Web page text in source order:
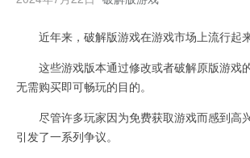
近年来，破解版游戏在游戏市场上流行起来
这些游戏版本通过修改或者破解原版游戏
无需购买即可畅玩的目的。
尽管许多玩家因为免费获取游戏而感到高
引发了一系列争议。